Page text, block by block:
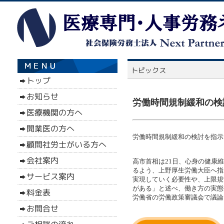
労働時間規制緩和の
労働時間規制緩和の検討を指
高市首相は21日、心身の健康
るよう、上野厚生労働大臣へ
実現していく必要性や、上限
がある」と述べ、働き方の実
労働省の労働政策審議会で議